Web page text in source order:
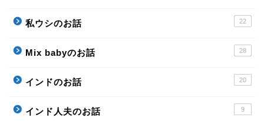
私ウシのお話 22
Mix babyのお話 28
インドのお話 20
インド人夫のお話 9